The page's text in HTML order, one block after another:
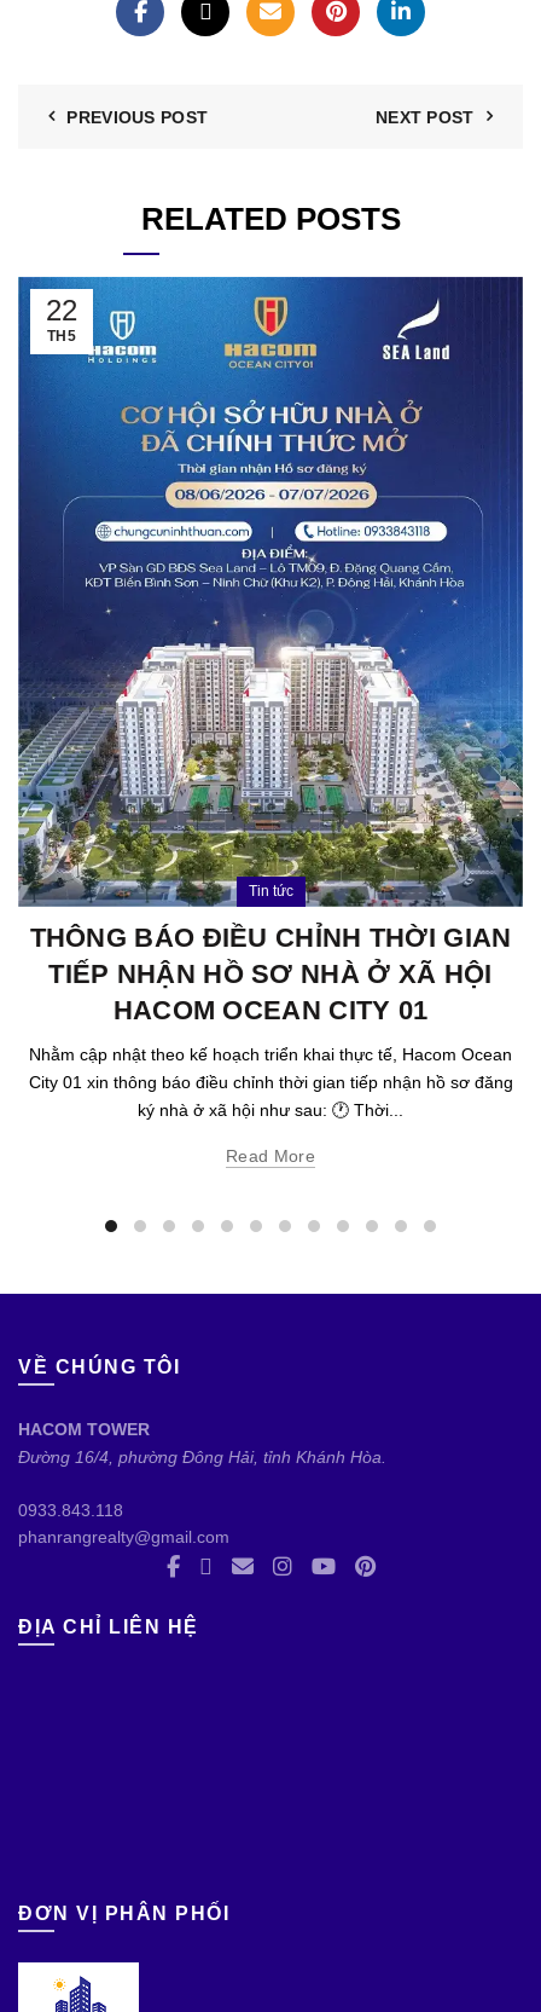
PREVIOUS POST NEXT POST
RELATED POSTS
22
TH5
Tin tức
THÔNG BÁO ĐIỀU CHỈNH THỜI GIAN
TIẾP NHẬN HỒ SƠ NHÀ Ở XÃ HỘI
HACOM OCEAN CITY 01
Nhằm cập nhật theo kế hoạch triển khai thực tế, Hacom Ocean
City 01 xin thông báo điều chỉnh thời gian tiếp nhận hồ sơ đăng
ký nhà ở xã hội như sau: 🕐 Thời...
Read More
VỀ CHÚNG TÔI
HACOM TOWER
Đường 16/4, phường Đông Hải, tỉnh Khánh Hòa.
0933.843.118
phanrangrealty@gmail.com
ĐỊA CHỈ LIÊN HỆ
ĐƠN VỊ PHÂN PHỐI